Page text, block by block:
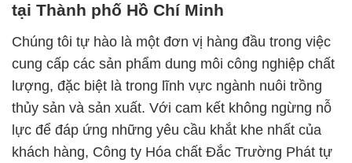
tại Thành phố Hồ Chí Minh
Chúng tôi tự hào là một đơn vị hàng đầu trong việc
cung cấp các sản phẩm dung môi công nghiệp chất
lượng, đặc biệt là trong lĩnh vực ngành nuôi trồng
thủy sản và sản xuất. Với cam kết không ngừng nỗ
lực để đáp ứng những yêu cầu khắt khe nhất của
khách hàng, Công ty Hóa chất Đắc Trường Phát tự